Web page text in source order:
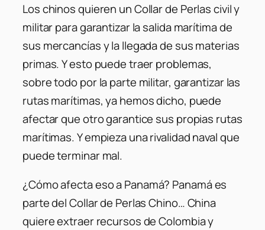
Los chinos quieren un Collar de Perlas civil y
militar para garantizar la salida marítima de
sus mercancías y la llegada de sus materias
primas. Y esto puede traer problemas,
sobre todo por la parte militar, garantizar las
rutas marítimas, ya hemos dicho, puede
afectar que otro garantice sus propias rutas
marítimas. Y empieza una rivalidad naval que
puede terminar mal.
¿Cómo afecta eso a Panamá? Panamá es
parte del Collar de Perlas Chino… China
quiere extraer recursos de Colombia y